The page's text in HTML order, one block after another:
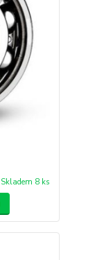
Skladem 8 ks